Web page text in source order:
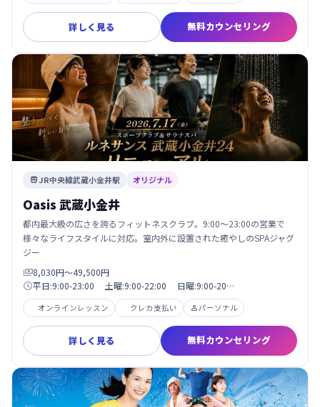
詳しく見る 無料カウンセリング
 JR中央線武蔵小金井駅 オリジナル
Oasis 武蔵小金井
都内最大級の広さを誇るフィットネスクラブ。9:00〜23:00の営業で
様々なライフスタイルに対応。室内外に設置された癒やしのSPAジャグ
ジー
8,030円〜49,500円
平日:9:00-23:00 土曜:9:00-22:00 日曜:9:00-20…
オンラインレッスン クレカ支払い パーソナル
詳しく見る 無料カウンセリング